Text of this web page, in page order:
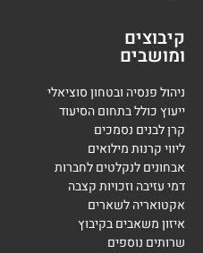
קיבוצים
ומושבים
ניהול פנסיה ובטחון סוציאלי
ייעוץ כולל בתחום הסיעוד
קרן לבנים נסמכים
ליווי קרנות מילואים
אבחונים לנקלטים לחברות
דמי עזיבה וזכויות קצבה
אקטואריה לשארים
איזון משאבים בקיבוץ
שרותים נוספים